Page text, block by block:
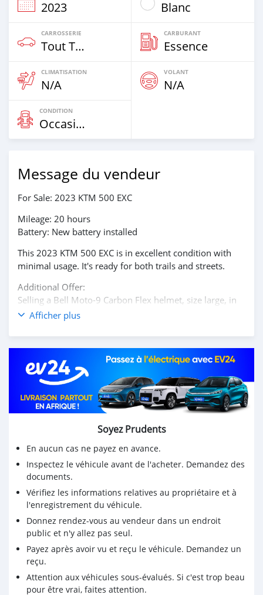
2023 Blanc
CARROSSERIE
Tout Terrain
CARBURANT
Essence
CLIMATISATION
N/A
VOLANT
N/A
CONDITION
Occasion
Message du vendeur
For Sale: 2023 KTM 500 EXC
Mileage: 20 hours
Battery: New battery installed
This 2023 KTM 500 EXC is in excellent condition with
minimal usage. It's ready for both trails and streets.
Additional Offer:
Selling a Bell Moto-9 Carbon Flex helmet, size large, in
very clean condition
Please Only WhatsApp +79267750853
Afficher plus
Soyez Prudents
En aucun cas ne payez en avance.
Inspectez le véhicule avant de l'acheter. Demandez des
documents.
Vérifiez les informations relatives au propriétaire et à
l'enregistrement du véhicule.
Donnez rendez-vous au vendeur dans un endroit
public et n'y allez pas seul.
Payez après avoir vu et reçu le véhicule. Demandez un
reçu.
Attention aux véhicules sous-évalués. Si c'est trop beau
pour être vrai, faites attention.